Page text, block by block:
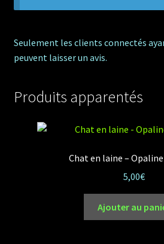
Seulement les clients connectés
peuvent laisser un avis.
Produits apparentés
Chat en laine – Opaline
5,00€
Ajouter au